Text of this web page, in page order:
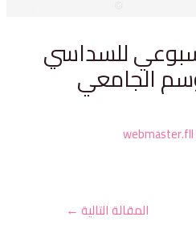
للسداسي
الجامعي
المقالة التالية←